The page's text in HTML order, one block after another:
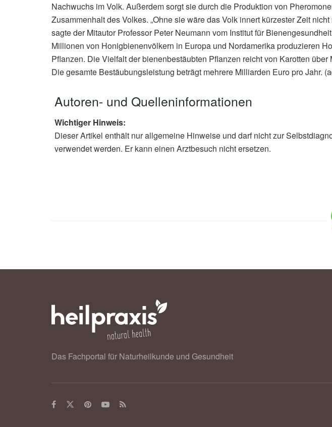
Nachwuchs im Volk. Außerdem sorgt sie durch die Produktion von
Zusammenhalt des Volkes. „Ohne sie wäre das Volk innert kürzester Zeit
sagte der Mitautor Professor Peter Neumann vom Institut für
Millionen von Honigbienenvölkern in Europa und Nordamerika produzieren
Pflanzen. Die Vielfalt der bienenbestäubten Pflanzen reicht von Karotten über
Die gesamte Bestäubungsleistung beträgt mehrere Milliarden Euro pro Jahr.
Autoren- und Quelleninformationen
Wichtiger Hinweis:
Dieser Artikel enthält nur allgemeine Hinweise und darf nicht zur
verwendet werden. Er kann einen Arztbesuch nicht ersetzen.
Das Fachportal für Naturheilkunde und Gesundheit